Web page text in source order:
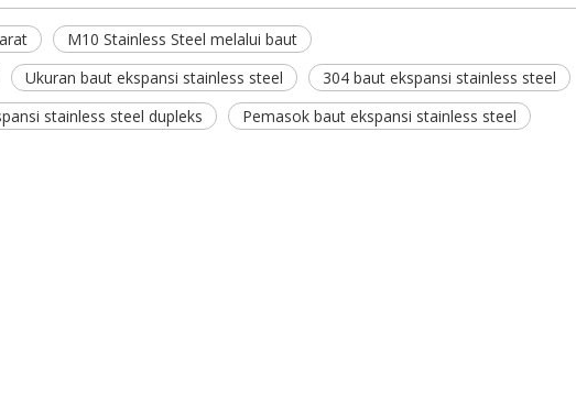
M10 Stainless Steel melalui baut
Ukuran baut ekspansi stainless steel
304 baut ekspansi stainless steel
stainless steel dupleks
Pemasok baut ekspansi stainless steel